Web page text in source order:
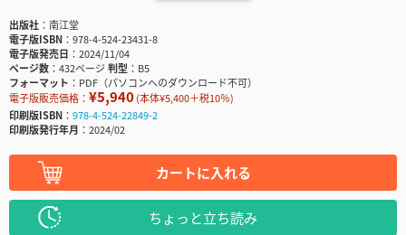
出版社
南江堂
電子版ISBN
978-4-524-23431-8
電子版発売日
2024/11/04
ページ数
432ページ判型
B5
フォーマット
PDF（パソコンへのダウンロード不可）
電子版販売価格： ¥5,940(本体¥5,400＋税10％)
印刷版ISBN
978-4-524-22849-2
印刷版発行年月
2024/02
カートに入れる
ちょっと立ち読み